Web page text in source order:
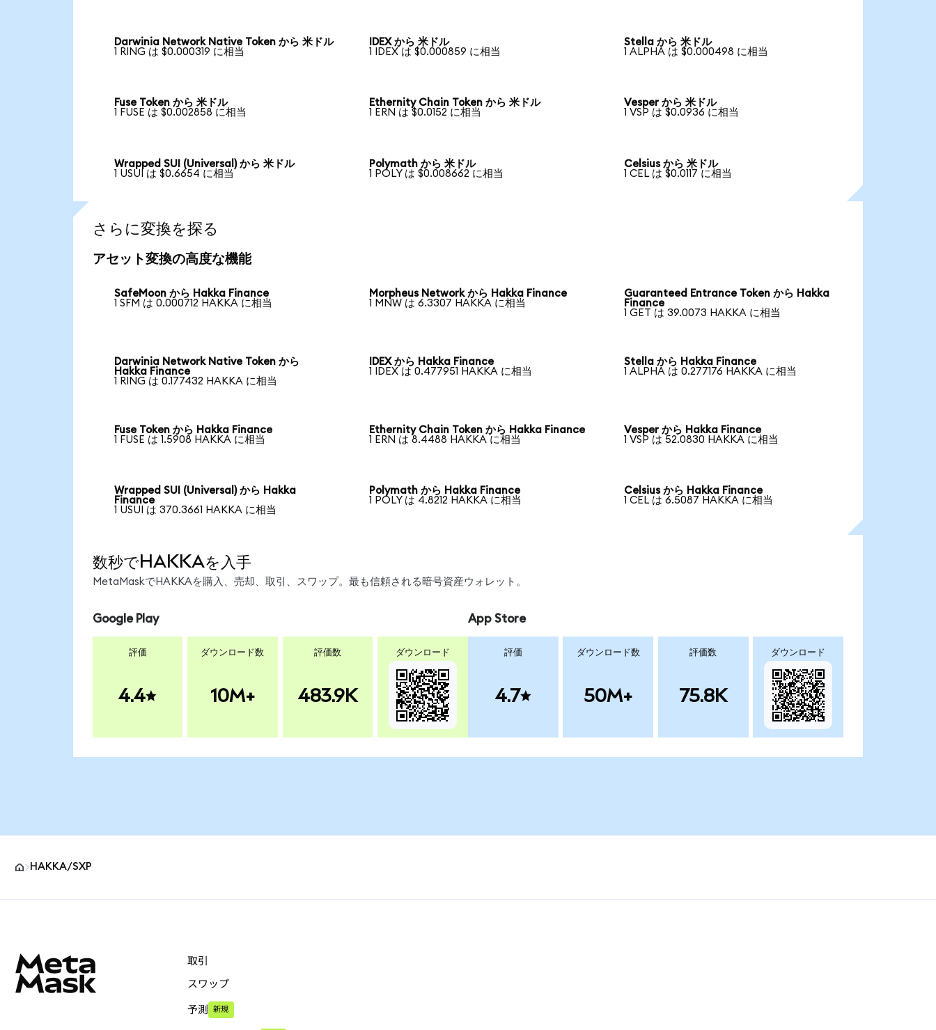
Darwinia Network Native Token から 米ドル
1 RING は $0.000319 に相当
IDEX から 米ドル
1 IDEX は $0.000859 に相当
Stella から 米ドル
1 ALPHA は $0.000498 に相当
Fuse Token から 米ドル
1 FUSE は $0.002858 に相当
Ethernity Chain Token から 米ドル
1 ERN は $0.0152 に相当
Vesper から 米ドル
1 VSP は $0.0936 に相当
Wrapped SUI (Universal) から 米ドル
1 USUI は $0.6654 に相当
Polymath から 米ドル
1 POLY は $0.008662 に相当
Celsius から 米ドル
1 CEL は $0.0117 に相当
さらに変換を探る
アセット変換の高度な機能
SafeMoon から Hakka Finance
1 SFM は 0.000712 HAKKA に相当
Morpheus Network から Hakka Finance
1 MNW は 6.3307 HAKKA に相当
Guaranteed Entrance Token から Hakka
Finance
1 GET は 39.0073 HAKKA に相当
Darwinia Network Native Token から
Hakka Finance
1 RING は 0.177432 HAKKA に相当
IDEX から Hakka Finance
1 IDEX は 0.477951 HAKKA に相当
Stella から Hakka Finance
1 ALPHA は 0.277176 HAKKA に相当
Fuse Token から Hakka Finance
1 FUSE は 1.5908 HAKKA に相当
Ethernity Chain Token から Hakka Finance
1 ERN は 8.4488 HAKKA に相当
Vesper から Hakka Finance
1 VSP は 52.0830 HAKKA に相当
Wrapped SUI (Universal) から Hakka
Finance
1 USUI は 370.3661 HAKKA に相当
Polymath から Hakka Finance
1 POLY は 4.8212 HAKKA に相当
Celsius から Hakka Finance
1 CEL は 6.5087 HAKKA に相当
数秒でHAKKAを入手
MetaMaskでHAKKAを購入、売却、取引、スワップ。最も信頼される暗号資産ウォレット。
Google Play
評価
4.4
ダウンロード数
10M+
評価数
483.9K
ダウンロード
App Store
評価
4.7
ダウンロード数
50M+
評価数
75.8K
ダウンロード
HAKKA/SXP
取引
スワップ
予測 新規